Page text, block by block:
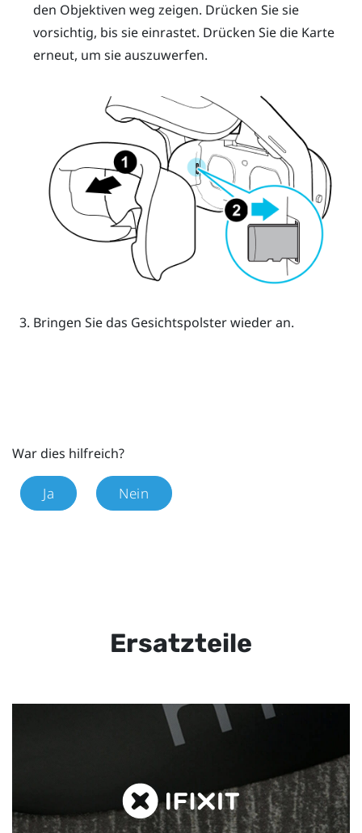
den Objektiven weg zeigen. Drücken Sie sie
vorsichtig, bis sie einrastet. Drücken Sie die Karte
erneut, um sie auszuwerfen.
Bringen Sie das Gesichtspolster wieder an.
War dies hilfreich?
Ja Nein
Ersatzteile